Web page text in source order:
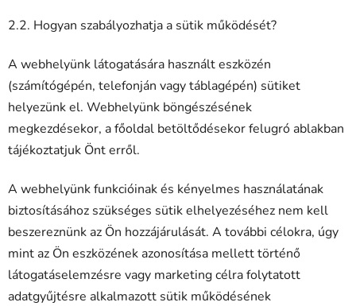
2.2. Hogyan szabályozhatja a sütik működését?
A webhelyünk látogatására használt eszközén
(számítógépén, telefonján vagy táblagépén) sütiket
helyezünk el. Webhelyünk böngészésének
megkezdésekor, a főoldal betöltődésekor felugró ablakban
tájékoztatjuk Önt erről.
A webhelyünk funkcióinak és kényelmes használatának
biztosításához szükséges sütik elhelyezéséhez nem kell
beszereznünk az Ön hozzájárulását. A további célokra, úgy
mint az Ön eszközének azonosítása mellett történő
látogatáselemzésre vagy marketing célra folytatott
adatgyűjtésre alkalmazott sütik működésének